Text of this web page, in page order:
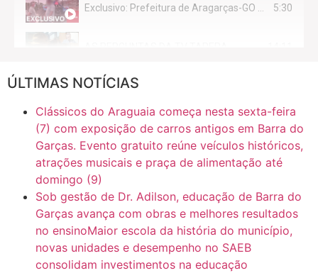
5:30
CASO SAIURY - SEM CORTES
Mini Ginásio de Aragarças- Só a bo$ta 6:31
ARAGARÇAS: Uma das obras que não tem prioridade 7:10
ÚLTIMAS NOTÍCIAS
Clássicos do Araguaia começa nesta sexta-feira
(7) com exposição de carros antigos em Barra do
Garças. Evento gratuito reúne veículos históricos,
atrações musicais e praça de alimentação até
domingo (9)
Sob gestão de Dr. Adilson, educação de Barra do
Garças avança com obras e melhores resultados
no ensinoMaior escola da história do município,
novas unidades e desempenho no SAEB
consolidam investimentos na educação